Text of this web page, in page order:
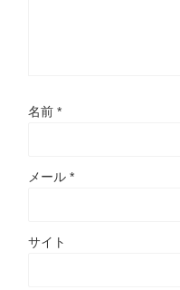
名前 *
メール *
サイト